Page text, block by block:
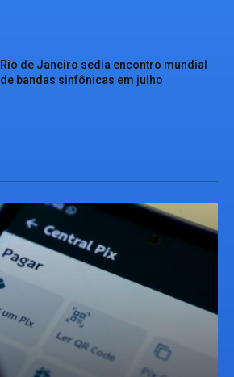
Rio de Janeiro sedia encontro mundial
de bandas sinfônicas em julho